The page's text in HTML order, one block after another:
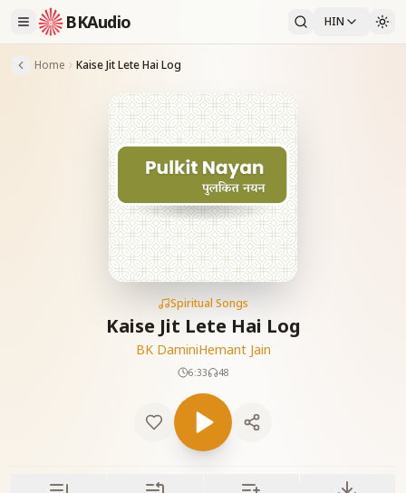
BKAudio HIN
Home Kaise Jit Lete Hai Log
Spiritual Songs
Kaise Jit Lete Hai Log
BK DaminiHemant Jain
6:33 48